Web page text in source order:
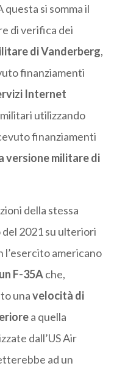
si somma il
di verifica dei
di Vanderberg,
finanziamenti
Internet
utilizzando
finanziamenti
versione militare di
della stessa
2021 su ulteriori
l’esercito americano
F-35Ache,
unavelocità di
a quella
dall’US Air
ad un